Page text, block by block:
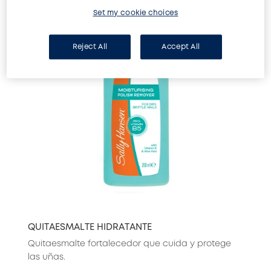
QUITAESMALTE HIDRATANTE
Quitaesmalte fortalecedor que cuida y protege
las uñas.
Set my cookie choices
Reject All Accept All